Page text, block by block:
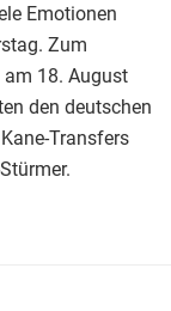
Emotionen
Zum
18. August
den deutschen
Transfers